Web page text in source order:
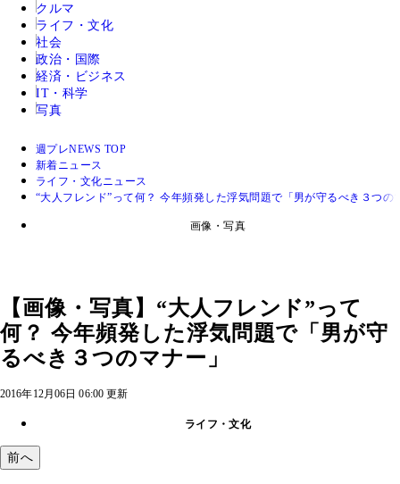
クルマ
ライフ・文化
社会
政治・国際
経済・ビジネス
IT・科学
写真
週プレNEWS TOP
新着ニュース
ライフ・文化ニュース
“大人フレンド”って何？ 今年頻発した浮気問題で「男が守るべき３つの
画像・写真
【画像・写真】“大人フレンド”って
何？ 今年頻発した浮気問題で「男が守
るべき３つのマナー」
2016年12月06日 06:00 更新
ライフ・文化
前へ